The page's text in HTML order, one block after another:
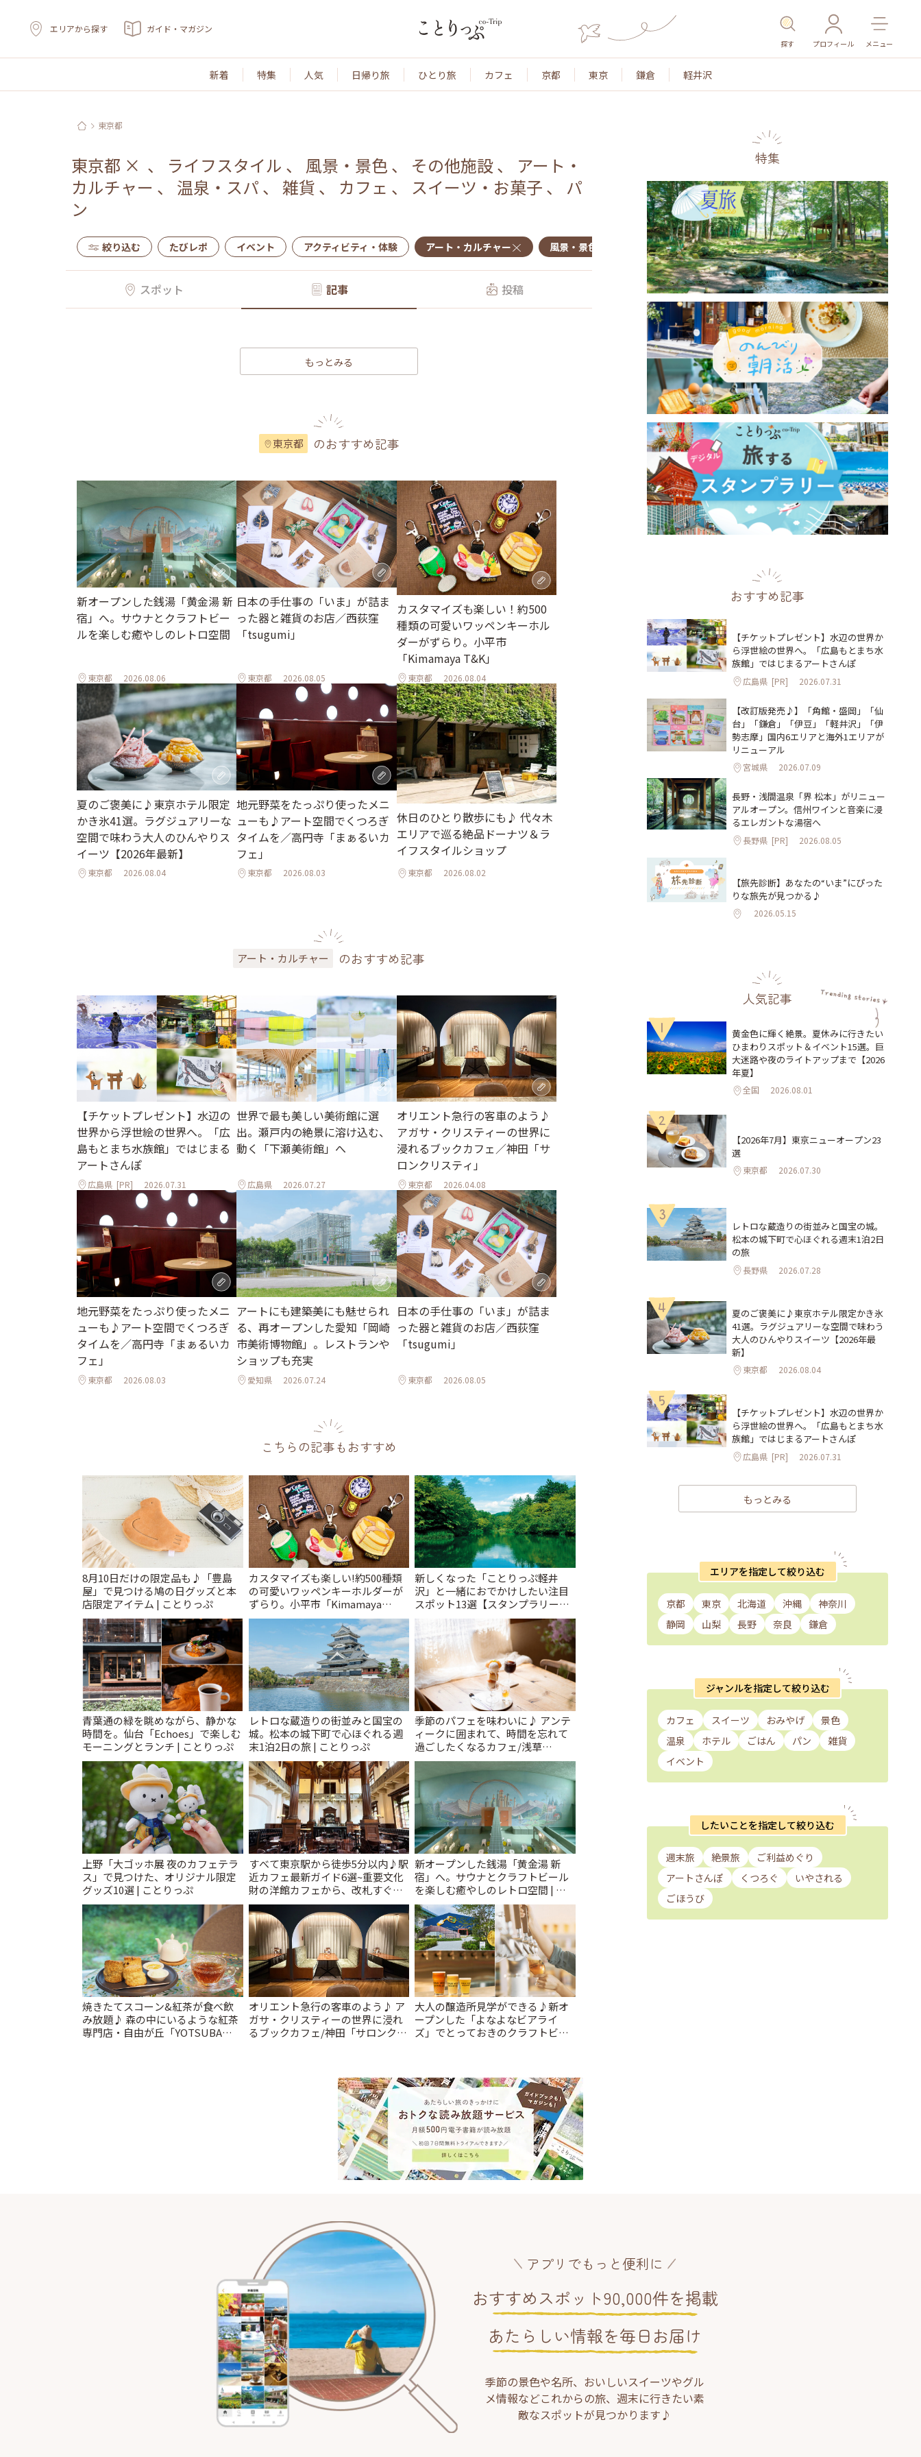
エリアから探す ガイド・マガジン
探す プロフィール メニュー
新着 特集 人気 日帰り旅 ひとり旅 カフェ 京都 東京 鎌倉 軽井沢
東京都
東京都 × 、 ライフスタイル 、 風景・景色 、 その他施設、 アート・
カルチャー 、 温泉・スパ 、 雑貨 、 カフェ 、 スイーツ・お菓子 、 パ
ン
絞り込む たびレポ イベント アクティビティ・体験 アート・カルチャー 風景・景色 名所・旧跡 温泉・スパ その他施設 ごはん
スポット 記事 投稿
もっとみる
東京都 のおすすめ記事
新オープンした銭湯「黄金湯 新
宿」へ。サウナとクラフトビー
ルを楽しむ癒やしのレトロ空間
東京都 2026.08.06
日本の手仕事の「いま」が詰ま
った器と雑貨のお店／西荻窪
「tsugumi」
東京都 2026.08.05
カスタマイズも楽しい！約500
種類の可愛いワッペンキーホル
ダーがずらり。小平市
「Kimamaya T&K」
東京都 2026.08.04
夏のご褒美に♪東京ホテル限定
かき氷41選。ラグジュアリーな
空間で味わう大人のひんやりス
イーツ【2026年最新】
東京都 2026.08.04
地元野菜をたっぷり使ったメニ
ューも♪アート空間でくつろぎ
タイムを／高円寺「まぁるいカ
フェ」
東京都 2026.08.03
休日のひとり散歩にも♪ 代々木
エリアで巡る絶品ドーナツ＆ラ
イフスタイルショップ
東京都 2026.08.02
アート・カルチャー のおすすめ記事
【チケットプレゼント】水辺の
世界から浮世絵の世界へ。「広
島もとまち水族館」ではじまる
アートさんぽ
広島県 [PR] 2026.07.31
世界で最も美しい美術館に選
出。瀬戸内の絶景に溶け込む、
動く「下瀬美術館」へ
広島県 2026.07.27
オリエント急行の客車のよう♪
アガサ・クリスティーの世界に
浸れるブックカフェ／神田「サ
ロンクリスティ」
東京都 2026.04.08
地元野菜をたっぷり使ったメニ
ューも♪アート空間でくつろぎ
タイムを／高円寺「まぁるいカ
フェ」
東京都 2026.08.03
アートにも建築美にも魅せられ
る、再オープンした愛知「岡崎
市美術博物館」。レストランや
ショップも充実
愛知県 2026.07.24
日本の手仕事の「いま」が詰ま
った器と雑貨のお店／西荻窪
「tsugumi」
東京都 2026.08.05
こちらの記事もおすすめ
8月10日だけの限定品も♪「豊島
屋」で見つける鳩の日グッズと本
店限定アイテム | ことりっぷ
カスタマイズも楽しい!約500種類
の可愛いワッペンキーホルダーが
ずらり。小平市「Kimamaya
T&K」 | ことりっぷ
新しくなった「ことりっぷ軽井
沢」と一緒におでかけしたい注目
スポット13選【スタンプラリー開
催中】 | ことりっぷ
青葉通の緑を眺めながら、静かな
時間を。仙台「Echoes」で楽しむ
モーニングとランチ | ことりっぷ
レトロな蔵造りの街並みと国宝の
城。松本の城下町で心ほぐれる週
末1泊2日の旅 | ことりっぷ
季節のパフェを味わいに♪ アンテ
ィークに囲まれて、時間を忘れて
過ごしたくなるカフェ/浅草
「annorum cafe」 | ことりっぷ
上野「大ゴッホ展 夜のカフェテラ
ス」で見つけた、オリジナル限定
グッズ10選 | ことりっぷ
すべて東京駅から徒歩5分以内♪駅
近カフェ最新ガイド6選~重要文化
財の洋館カフェから、改札すぐの
レトロ喫茶まで~ | ことりっぷ
新オープンした銭湯「黄金湯 新
宿」へ。サウナとクラフトビール
を楽しむ癒やしのレトロ空間 | こ
とりっぷ
焼きたてスコーン&紅茶が食べ飲
み放題♪ 森の中にいるような紅茶
専門店・自由が丘「YOTSUBA
オリエント急行の客車のよう♪ ア
ガサ・クリスティーの世界に浸れ
るブックカフェ/神田「サロンクリ
大人の醸造所見学ができる♪新オ
ープンした「よなよなビアライ
ズ」でとっておきのクラフトビー
特集
おすすめ記事
【チケットプレゼント】水辺の世界か
ら浮世絵の世界へ。「広島もとまち水
族館」ではじまるアートさんぽ
広島県 [PR] 2026.07.31
【改訂版発売♪】「角館・盛岡」「仙
台」「鎌倉」「伊豆」「軽井沢」「伊
勢志摩」国内6エリアと海外1エリアが
リニューアル
宮城県 2026.07.09
長野・浅間温泉「界 松本」がリニュー
アルオープン。信州ワインと音楽に浸
るエレガントな湯宿へ
長野県 [PR] 2026.08.05
【旅先診断】あなたの“いま”にぴった
りな旅先が見つかる♪
2026.05.15
人気記事
1
黄金色に輝く絶景。夏休みに行きたい
ひまわりスポット＆イベント15選。巨
大迷路や夜のライトアップまで【2026
年夏】
全国 2026.08.01
2
【2026年7月】東京ニューオープン23
選
東京都 2026.07.30
3
レトロな蔵造りの街並みと国宝の城。
松本の城下町で心ほぐれる週末1泊2日
の旅
長野県 2026.07.28
4
夏のご褒美に♪東京ホテル限定かき氷
41選。ラグジュアリーな空間で味わう
大人のひんやりスイーツ【2026年最
新】
東京都 2026.08.04
5
【チケットプレゼント】水辺の世界か
ら浮世絵の世界へ。「広島もとまち水
族館」ではじまるアートさんぽ
広島県 [PR] 2026.07.31
もっとみる
エリアを指定して絞り込む
京都 東京 北海道 沖縄
神奈川
静岡
山梨 長野 奈良 鎌倉
ジャンルを指定して絞り込む
カフェ スイーツ おみやげ
景色
温泉
ホテル ごはん パン
雑貨
イベント
したいことを指定して絞り込む
週末旅 絶景旅
ご利益めぐり
アートさんぽ
くつろぐ
いやされる
ごほうび
アプリでもっと便利に
おすすめスポット90,000件を掲載
あたらしい情報を毎日お届け
季節の景色や名所、おいしいスイーツやグル
メ情報などこれからの旅、週末に行きたい素
敵なスポットが見つかります♪